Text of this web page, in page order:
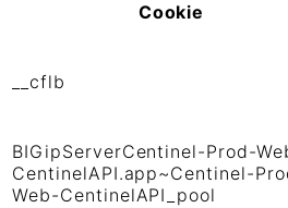
Cookie
__cflb
BIGipServerCentinel-Prod-
CentinelAPI.app~Centinel-
Web-CentinelAPI_pool